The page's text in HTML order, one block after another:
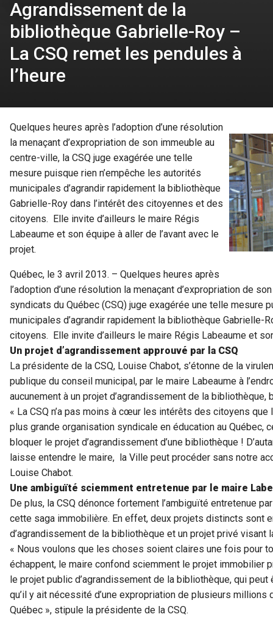
Agrandissement de la
bibliothèque Gabrielle-Roy –
La CSQ remet les pendules à
l’heure
Quelques heures après l’adoption d’une résolution
la menaçant d’expropriation de son immeuble au
centre-ville, la CSQ juge exagérée une telle
mesure puisque rien n’empêche les autorités
municipales d’agrandir rapidement la bibliothèque
Gabrielle-Roy dans l’intérêt des citoyennes et des
citoyens. Elle invite d’ailleurs le maire Régis
Labeaume et son équipe à aller de l’avant avec le
projet.
Québec, le 3 avril 2013. – Quelques heures après
l’adoption d’une résolution la menaçant d’expropriation de
syndicats du Québec (CSQ) juge exagérée une telle mesure
municipales d’agrandir rapidement la bibliothèque Gabrielle-
citoyens. Elle invite d’ailleurs le maire Régis Labeaume et
Un projet d’agrandissement approuvé par la CSQ
La présidente de la CSQ, Louise Chabot, s’étonne de la
publique du conseil municipal, par le maire Labeaume à
aucunement à un projet d’agrandissement de la bibliothèque,
« La CSQ n’a pas moins à cœur les intérêts des citoyens
plus grande organisation syndicale en éducation au Québec,
bloquer le projet d’agrandissement d’une bibliothèque !
laisse entendre le maire, la Ville peut procéder sans notre
Louise Chabot.
Une ambiguïté sciemment entretenue par le maire
De plus, la CSQ dénonce fortement l’ambiguïté entretenue
cette saga immobilière. En effet, deux projets distincts sont
d’agrandissement de la bibliothèque et un projet privé visant
« Nous voulons que les choses soient claires une fois pour
échappent, le maire confond sciemment le projet immobilier
le projet public d’agrandissement de la bibliothèque, qui
qu’il y ait nécessité d’une expropriation de plusieurs
Québec », stipule la présidente de la CSQ.